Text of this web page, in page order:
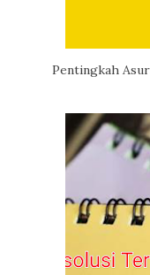
Pentingkah